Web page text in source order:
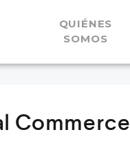
QUIÉNES
SOMOS
Commerce